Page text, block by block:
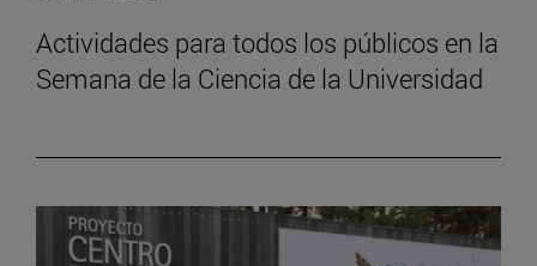
Actividades para todos los públicos en la
Semana de la Ciencia de la Universidad